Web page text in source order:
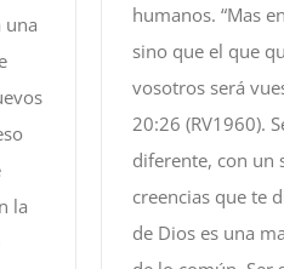
una
la
humanos. “Mas
sino que el que
vosotros será
20:26 (RV1960).
diferente, con un
creencias que te
de Dios es una